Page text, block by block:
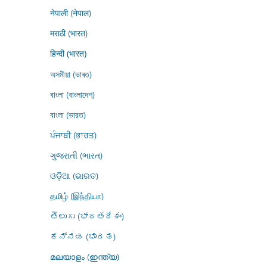
नेपाली (नेपाल)
मराठी (भारत)
हिन्दी (भारत)
অসমীয়া (ভাৰত)
বাংলা (বাংলাদেশ)
বাংলা (ভারত)
ਪੰਜਾਬੀ (ਭਾਰਤ)
ગુજરાતી (ભારત)
ଓଡ଼ିଆ (ଭାରତ)
தமிழ் (இந்தியா)
తెలుగు (భారతదేశం)
ಕನ್ನಡ (ಭಾರತ)
മലയാളം (ഇന്ത്യ)